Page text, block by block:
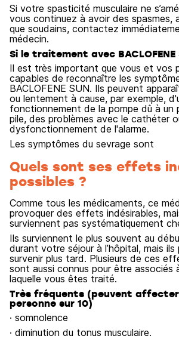
Si votre spasticité musculaire ne
vous continuez à avoir des spasmes,
que soudains, contactez
médecin.
Si le traitement avec
Il est très important que vous et vos
capables de reconnaître les
BACLOFENE SUN. Ils peuvent
ou lentement à cause, par exemple,
fonctionnement de la pompe dû à un
pile, des problèmes avec le cathéter
dysfonctionnement de l'alarme.
Les symptômes du sevrage sont
Quels sont ses effets
possibles ?
Comme tous les médicaments, ce
provoquer des effets indésirables,
surviennent pas systématiquement
Ils surviennent le plus souvent au
durant votre séjour à l’hôpital, mais ils
survenir plus tard. Plusieurs de ces
sont aussi connus pour être associés
laquelle vous êtes traité.
Très fréquents (peuvent affecter
personne sur 10)
· somnolence
· diminution du tonus musculaire.